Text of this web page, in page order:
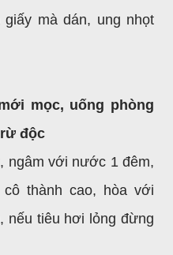
mà dán, ung nhọt
mọc, uống phòng
độc
ngâm với nước 1 đêm,
thành cao, hòa với
nếu tiêu hơi lỏng đừng